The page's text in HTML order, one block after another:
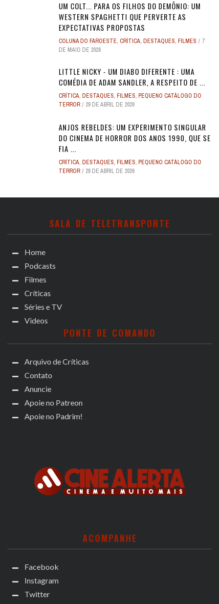
UM COLT... PARA OS FILHOS DO DEMÔNIO: UM
WESTERN SPAGHETTI QUE PERVERTE AS
EXPECTATIVAS PROPOSTAS
COLUNA DO FAROESTE, CRÍTICA, DESTAQUES, FILMES
7
DE MAIO DE 2026
LITTLE NICKY - UM DIABO DIFERENTE : UMA
COMÉDIA DE ADAM SANDLER, A RESPEITO DE ...
CRÍTICA, DESTAQUES, FILMES, PEQUENO CATÁLOGO DO
TERROR
29 DE ABRIL DE 2026
ANJOS REBELDES: UM EXPERIMENTO SINGULAR
DO CINEMA DE HORROR DOS ANOS 1990, QUE SE
FIA ...
CRÍTICA, DESTAQUES, FILMES, PEQUENO CATÁLOGO DO
TERROR
28 DE ABRIL DE 2026
SALA DE TELETRANSPORTE
Home
Podcasts
Filmes
Críticas
Séries e TV
Videos
PONTE DE COMANDO
Arquivo de Críticas
Contato
Anuncie
Apoie no Patreon
Apoie no Padrim!
ACOMPANHE
Facebook
Instagram
Twitter